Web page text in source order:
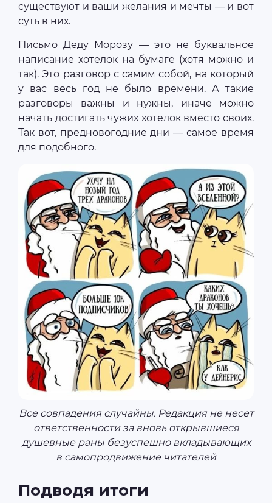
существуют и ваши желания и мечты — и вот
суть в них.
Письмо Деду Морозу — это не буквальное
написание хотелок на бумаге (хотя можно и
так). Это разговор с самим собой, на который
у вас весь год не было времени. А такие
разговоры важны и нужны, иначе можно
начать достигать чужих хотелок вместо своих.
Так вот, предновогодние дни — самое время
для подобного.
Все совпадения случайны. Редакция не несет
ответственности за вновь открывшиеся
душевные раны безуспешно вкладывающих
в самопродвижение читателей
Подводя итоги